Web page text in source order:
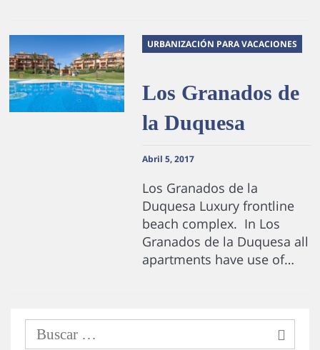
URBANIZACIÓN PARA VACACIONES
Los Granados de
la Duquesa
Abril 5, 2017
Los Granados de la
Duquesa Luxury frontline
beach complex. In Los
Granados de la Duquesa all
apartments have use of…